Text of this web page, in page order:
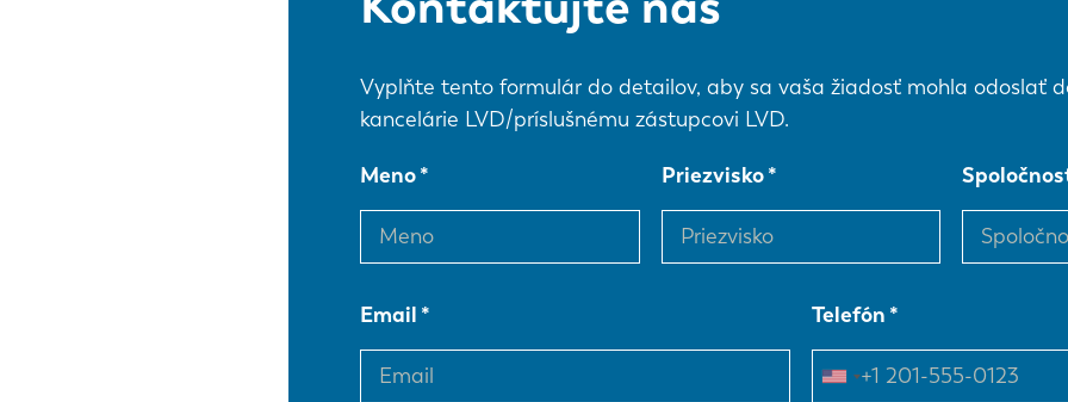
Vyplňte tento formulár do detailov, aby sa vaša žiadosť mohla odoslať
kancelárie LVD/príslušnému zástupcovi LVD.
Meno Priezvisko
Email Telefón